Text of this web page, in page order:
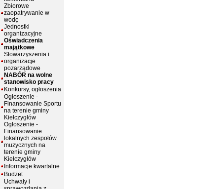
Zbiorowe
zaopatrywanie w
wodę
Jednostki
organizacyjne
Oświadczenia
majątkowe
Stowarzyszenia i
organizacje
pozarządowe
NABÓR na wolne
stanowisko pracy
Konkursy, ogłoszenia
Ogłoszenie -
Finansowanie Sportu
na terenie gminy
Kiełczygłów
Ogłoszenie -
Finansowanie
lokalnych zespołów
muzycznych na
terenie gminy
Kiełczygłów
Informacje kwartalne
Budżet
Uchwały i